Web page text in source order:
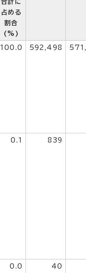
合計に
占める
割合
(%)
100.0 592,498
0.1 839
0.0 40